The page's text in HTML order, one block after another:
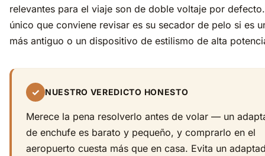
relevantes para el viaje son de doble voltaje por
único que conviene revisar es su secador de pelo si es
más antiguo o un dispositivo de estilismo de alta
✓ NUESTRO VEREDICTO HONESTO
Merece la pena resolverlo antes de volar — un
de enchufe es barato y pequeño, y comprarlo en el
aeropuerto cuesta más que en casa. Evita un